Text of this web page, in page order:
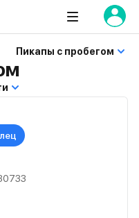
Пикапы с пробегом